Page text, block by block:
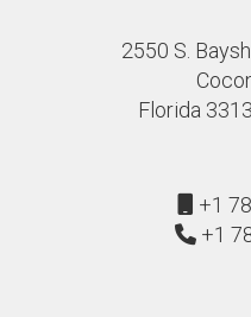
2550 S.
Florida
+1
+1